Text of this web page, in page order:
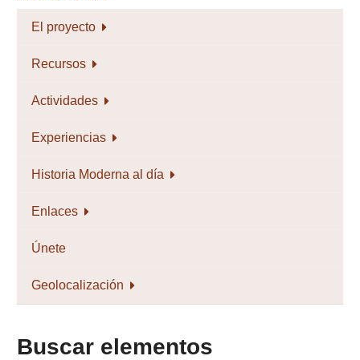
El proyecto
Recursos
Actividades
Experiencias
Historia Moderna al día
Enlaces
Únete
Geolocalización
Buscar elementos